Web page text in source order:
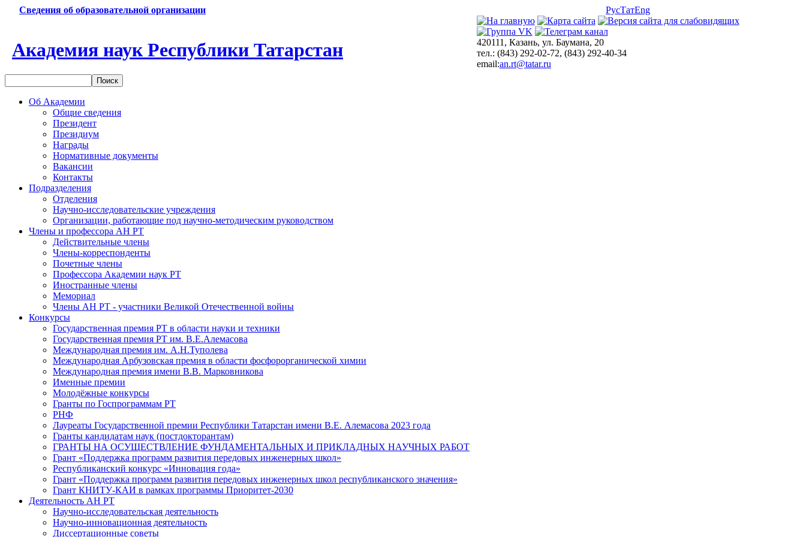
Сведения об образовательной организации РусТатEng
Академия наук Республики Татарстан
420111, Казань, ул. Баумана, 20
тел.: (843) 292-02-72, (843) 292-40-34
email:an.rt@tatar.ru
Об Академии
Общие сведения
Президент
Президиум
Награды
Нормативные документы
Вакансии
Контакты
Подразделения
Отделения
Научно-исследовательские учреждения
Организации, работающие под научно-методическим руководством
Члены и профессора АН РТ
Действительные члены
Члены-корреспонденты
Почетные члены
Профессора Академии наук РТ
Иностранные члены
Мемориал
Члены АН РТ - участники Великой Отечественной войны
Конкурсы
Государственная премия РТ в области науки и техники
Государственная премия РТ им. В.Е.Алемасова
Международная премия им. А.Н.Туполева
Международная Арбузовская премия в области фосфорорганической химии
Международная премия имени В.В. Марковникова
Именные премии
Молодёжные конкурсы
Гранты по Госпрограммам РТ
РНФ
Лауреаты Государственной премии Республики Татарстан имени В.Е. Алемасова 2023 года
Гранты кандидатам наук (постдокторантам)
ГРАНТЫ НА ОСУЩЕСТВЛЕНИЕ ФУНДАМЕНТАЛЬНЫХ И ПРИКЛАДНЫХ НАУЧНЫХ РАБОТ
Грант «Поддержка программ развития передовых инженерных школ»
Республиканский конкурс «Инновация года»
Грант «Поддержка программ развития передовых инженерных школ республиканского значения»
Грант КНИТУ-КАИ в рамках программы Приоритет-2030
Деятельность АН РТ
Научно-исследовательская деятельность
Научно-инновационная деятельность
Диссертационные советы